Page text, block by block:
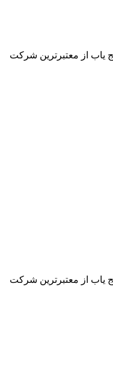
یاب از معتبرترین شرکت
یاب از معتبرترین شرکت